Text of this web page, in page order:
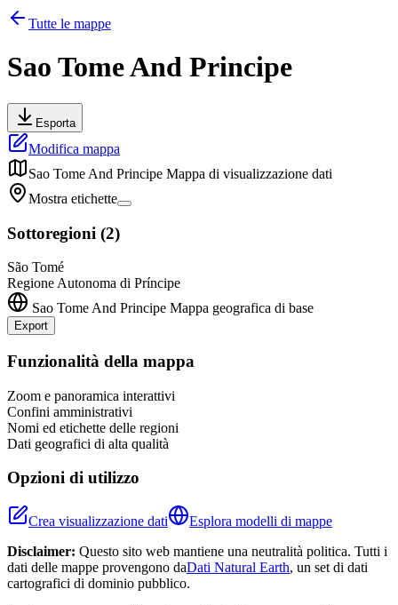
Tutte le mappe
Sao Tome And Principe
Esporta
Modifica mappa
Sao Tome And Principe Mappa di visualizzazione dati
Mostra etichette
Sottoregioni (2)
São Tomé
Regione Autonoma di Príncipe
Sao Tome And Principe Mappa geografica di base
Export
+
Funzionalità della mappa
Zoom e panoramica interattivi
Confini amministrativi
Nomi ed etichette delle regioni
Dati geografici di alta qualità
Opzioni di utilizzo
Crea visualizzazione dati
Esplora modelli di mappe
Disclaimer: Questo sito web mantiene una neutralità politica. Tutti i
dati delle mappe provengono daDati Natural Earth, un set di dati
cartografici di dominio pubblico.